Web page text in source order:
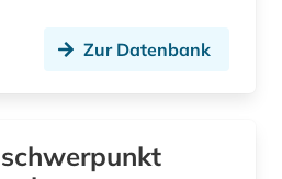
Zur Datenbank